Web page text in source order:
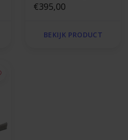
tot 550 °C - 5 mm x
€395,00
BEKIJK PRODUCT